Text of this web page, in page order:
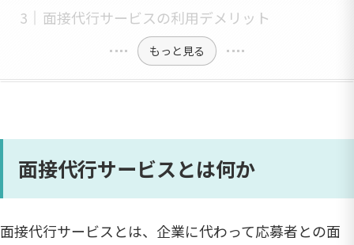
面接代行サービスの利用デメリット
もっと見る
面接代行サービスとは何か
面接代行サービスとは、企業に代わって応募者との面